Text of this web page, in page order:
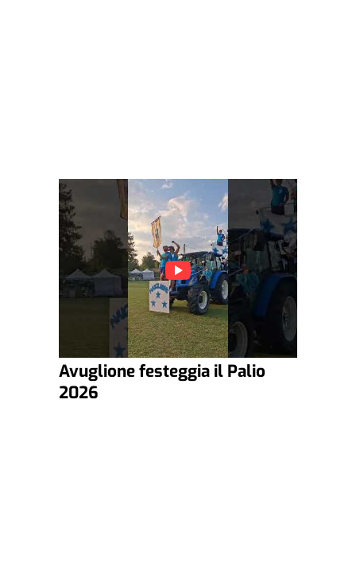
Avuglione festeggia il Palio
2026